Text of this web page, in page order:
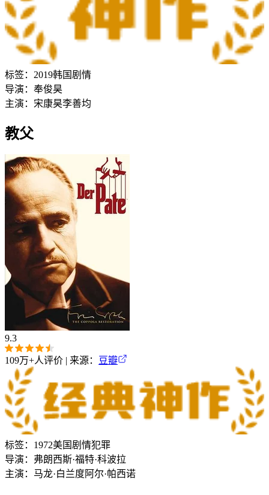
标签： 2019韩国 剧情
导演： 奉俊昊
主演： 宋康昊李善均
教父
9.3
109万+人评价 | 来源： 豆瓣
标签： 1972美国 剧情犯罪
导演： 弗朗西斯·福特·科波拉
主演： 马龙·白兰度阿尔·帕西诺